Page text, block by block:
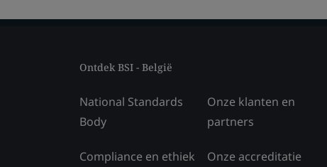
Ontdek BSI - België
National Standards
Body
Compliance en ethiek
Onze klanten en
partners
Onze accreditatie